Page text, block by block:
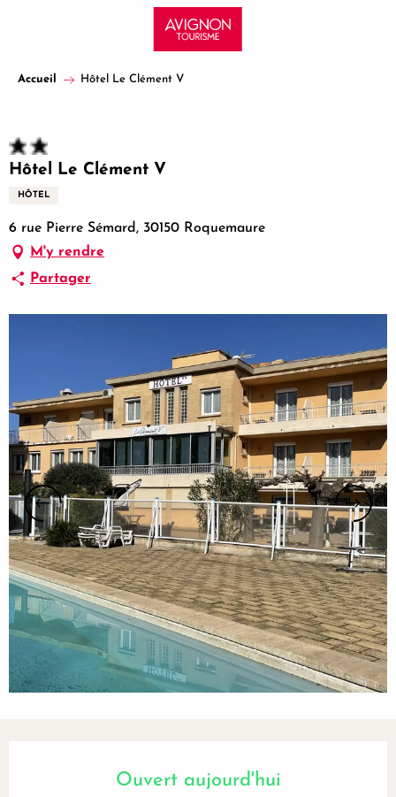
principal
Accueil Hôtel Le Clément V
Hôtel Le Clément V
HÔTEL
6 rue Pierre Sémard, 30150 Roquemaure
M'y rendre
Partager
Ouvert aujourd'hui